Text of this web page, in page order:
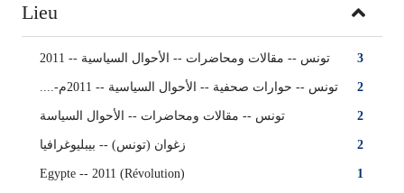
Lieu
3 تونس -- ‏مقالات ومحاضرات -- الأحوال السياسية -- 2011
2 تونس‏ -- ‏حوارات صحفية‏ -- ‏الأحوال السياسية‏ -- ‏2011م-....‏
2 تونس‏‏ -- ‏مقالات ومحاضرات -- ‏الأحوال ‏السياسة‏
2 زغوان (تونس)‏ -- ‏بيبليوغرافيا
1
Egypte -- 2011 (Révolution)